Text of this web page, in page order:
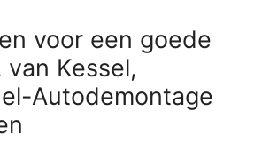
voor een goede
van Kessel,
Autodemontage